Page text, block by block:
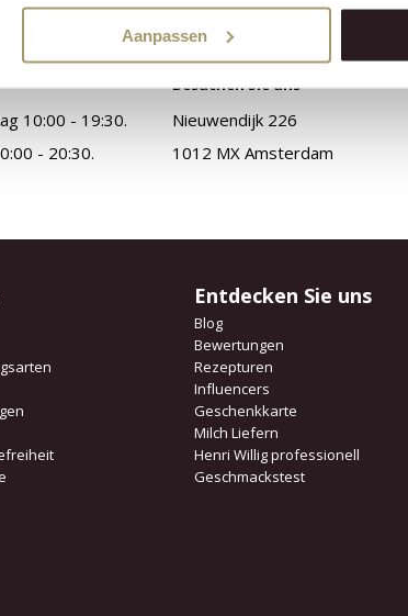
Aanpassen
10:00 - 19:30.
- 20:30.
Besuchen Sie uns
Nieuwendijk 226
1012 MX Amsterdam
Entdecken Sie uns
Blog
Bewertungen
Rezepturen
Influencers
Geschenkkarte
Milch Liefern
Henri Willig professionell
Geschmackstest